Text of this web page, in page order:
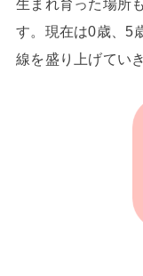
生まれ育った場所
す。現在は0歳、5
線を盛り上げてい